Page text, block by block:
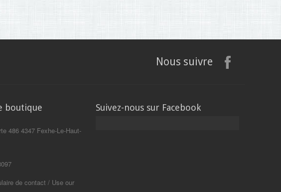
Nous suivre
boutique
486 4347 Fexhe-Le-Haut-
de contact / Use our
Suivez-nous sur Facebook